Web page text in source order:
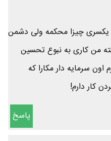
یکسری چیزا محکمه ولی دشمن
من کاری به نبوع تحسین
اون سرمایه دار مکارا که
کار دارم!
پاسخ